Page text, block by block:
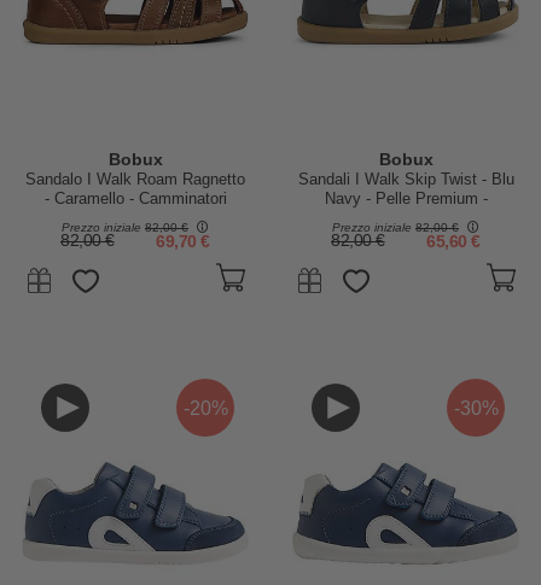
Bobux
Sandalo I Walk Roam Ragnetto
- Caramello - Camminatori
Prezzo iniziale 82,00 €
82,00 € 69,70 €
Bobux
Sandali I Walk Skip Twist - Blu
Navy - Pelle Premium -
Camminatori Esperti
Prezzo iniziale 82,00 €
82,00 € 65,60 €
-20% -30%